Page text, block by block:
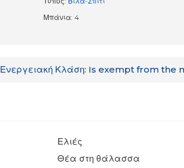
Μπάνια: 4
Ενεργειακή Κλάση: Is exempt from the
Ελιές
Θέα στη θάλασσα